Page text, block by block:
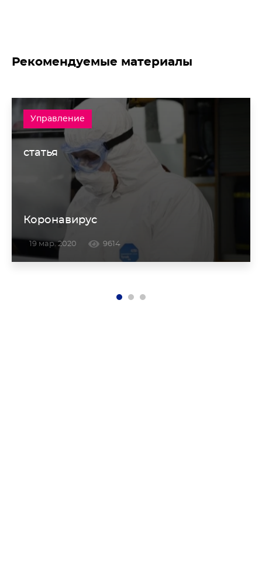
Рекомендуемые материалы
Управление
статья
Коронавирус
19 мар. 2020 9614